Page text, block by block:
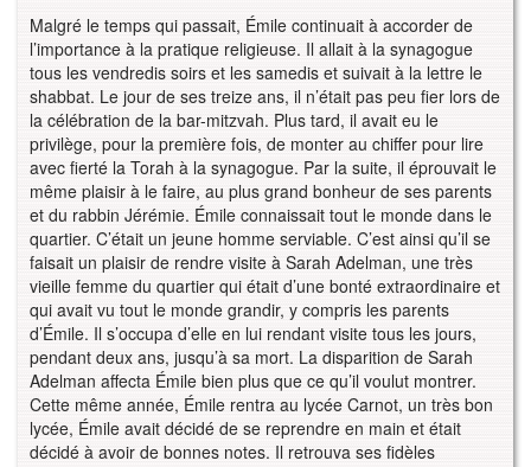
Malgré le temps qui passait, Émile continuait à accorder de
l’importance à la pratique religieuse. Il allait à la synagogue
tous les vendredis soirs et les samedis et suivait à la lettre le
shabbat. Le jour de ses treize ans, il n’était pas peu fier lors de
la célébration de la bar-mitzvah. Plus tard, il avait eu le
privilège, pour la première fois, de monter au chiffer pour lire
avec fierté la Torah à la synagogue. Par la suite, il éprouvait le
même plaisir à le faire, au plus grand bonheur de ses parents
et du rabbin Jérémie. Émile connaissait tout le monde dans le
quartier. C’était un jeune homme serviable. C’est ainsi qu’il se
faisait un plaisir de rendre visite à Sarah Adelman, une très
vieille femme du quartier qui était d’une bonté extraordinaire et
qui avait vu tout le monde grandir, y compris les parents
d’Émile. Il s’occupa d’elle en lui rendant visite tous les jours,
pendant deux ans, jusqu’à sa mort. La disparition de Sarah
Adelman affecta Émile bien plus que ce qu’il voulut montrer.
Cette même année, Émile rentra au lycée Carnot, un très bon
lycée, Émile avait décidé de se reprendre en main et était
décidé à avoir de bonnes notes. Il retrouva ses fidèles